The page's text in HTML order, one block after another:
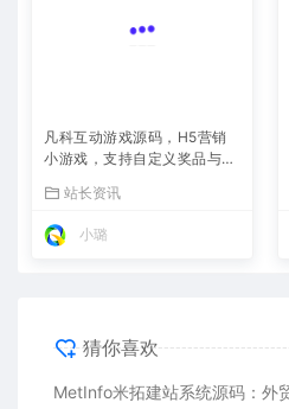
凡科互动游戏源码，H5营销
小游戏，支持自定义奖品与分
站长资讯
小璐
猜你喜欢